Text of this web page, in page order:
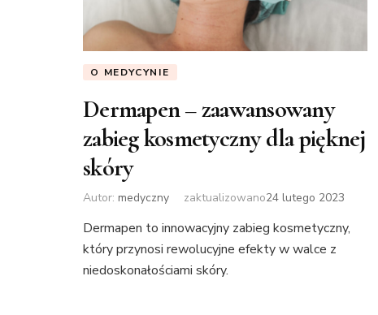
O MEDYCYNIE
Dermapen – zaawansowany
zabieg kosmetyczny dla pięknej
skóry
Autor: medyczny zaktualizowano24 lutego 2023
Dermapen to innowacyjny zabieg kosmetyczny,
który przynosi rewolucyjne efekty w walce z
niedoskonałościami skóry.